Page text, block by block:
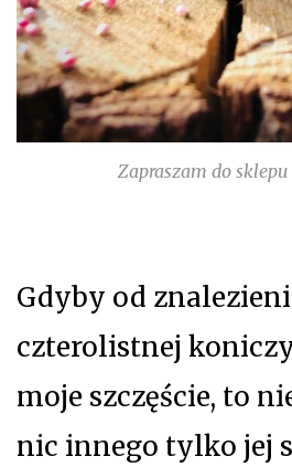
Zapraszam do sklepu
Gdyby od
czterolistnej
moje szczęście, to
nic innego tylko jej